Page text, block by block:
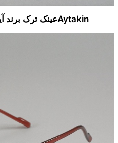
Aytakinعینک ترک برند آیتکین مدلA2103ck31